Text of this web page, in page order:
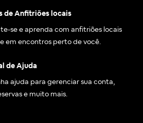
de Anfitriões locais
se e aprenda com anfitriões locais
em encontros perto de você.
de Ajuda
ajuda para gerenciar sua conta,
e muito mais.